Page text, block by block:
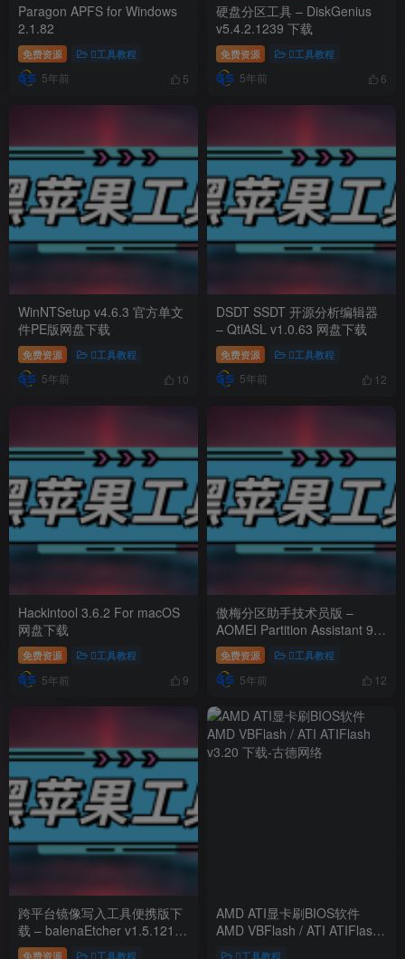
Paragon APFS for Windows
2.1.82
免费资源 工具教程
5年前 5
硬盘分区工具 – DiskGenius
v5.4.2.1239 下载
免费资源 工具教程
5年前 6
WinNTSetup v4.6.3 官方单文
件PE版网盘下载
免费资源 工具教程
5年前 10
DSDT SSDT 开源分析编辑器
– QtiASL v1.0.63 网盘下载
免费资源 工具教程
5年前 12
Hackintool 3.6.2 For macOS
网盘下载
免费资源 工具教程
5年前 9
傲梅分区助手技术员版 –
AOMEI Partition Assistant 9.3
中文绿色版
免费资源 工具教程
5年前 12
跨平台镜像写入工具便携版下
载 – balenaEtcher v1.5.121
网盘下载
免费资源 工具教程
AMD ATI显卡刷BIOS软件
AMD VBFlash / ATI ATIFlash
v3.20 下载
工具教程